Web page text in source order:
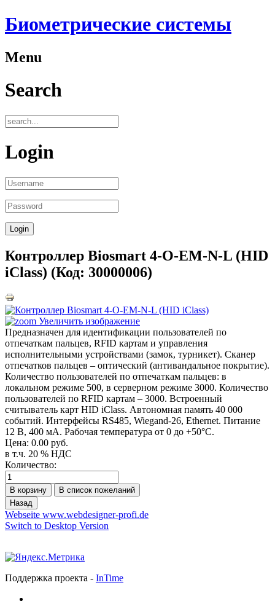
Биометрические системы
Menu
Search
Login
Контроллер Biosmart 4-О-EM-N-L (HID
iClass) (Код: 30000006)
Увеличить изображение
Предназначен для идентификации пользователей по
отпечаткам пальцев, RFID картам и управления
исполнительными устройствами (замок, турникет). Сканер
отпечатков пальцев – оптический (антивандальное покрытие).
Количество пользователей по отпечаткам пальцев: в
локальном режиме 500, в серверном режиме 3000. Количество
пользователей по RFID картам – 3000. Встроенный
считыватель карт HID iClass. Автономная память 40 000
событий. Интерфейсы RS485, Wiegand-26, Ethernet. Питание
12 В, 400 мА. Рабочая температура от 0 до +50°C.
Цена: 0.00 руб.
в т.ч. 20 % НДС
Количество:
Webseite www.webdesigner-profi.de
Switch to Desktop Version
Поддержка проекта - InTime